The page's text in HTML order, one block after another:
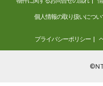
個人情報の取り扱いについ
プライバシーポリシー